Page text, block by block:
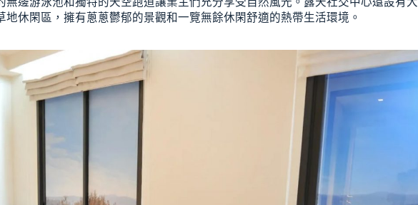
休閑區，擁有蔥蔥鬱郁的景觀和一覽無餘休閑舒適的熱帶生活環境。